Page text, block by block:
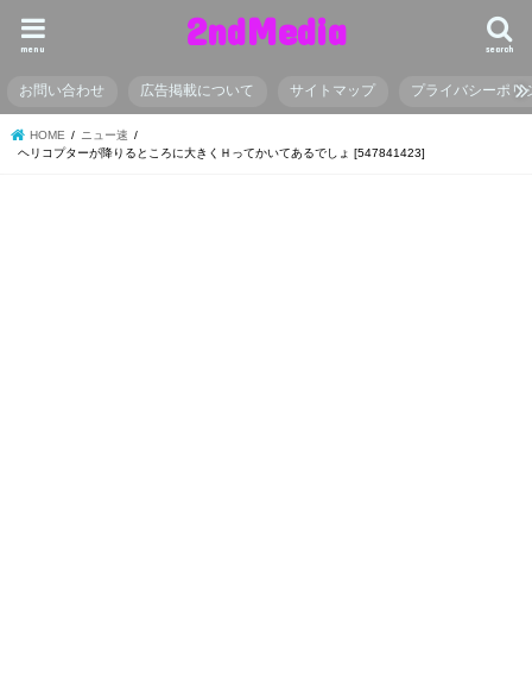
2ndMedia search
menu
お問い合わせ 広告掲載について サイトマップ プライバシーポリ
HOME
ニュー速
ヘリコプターが降りるところに大きくＨってかいてあるでしょ [547841423]